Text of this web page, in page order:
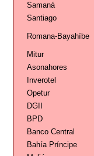
Samaná
Santiago
Romana-Bayahíbe
Mitur
Asonahores
Inverotel
Opetur
DGII
BPD
Banco Central
Bahía Príncipe